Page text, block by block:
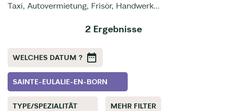
Taxi, Autovermietung, Frisör, Handwerk...
2 Ergebnisse
WELCHES DATUM ?
SAINTE-EULALIE-EN-BORN
TYPE/SPEZIALITÄT MEHR FILTER